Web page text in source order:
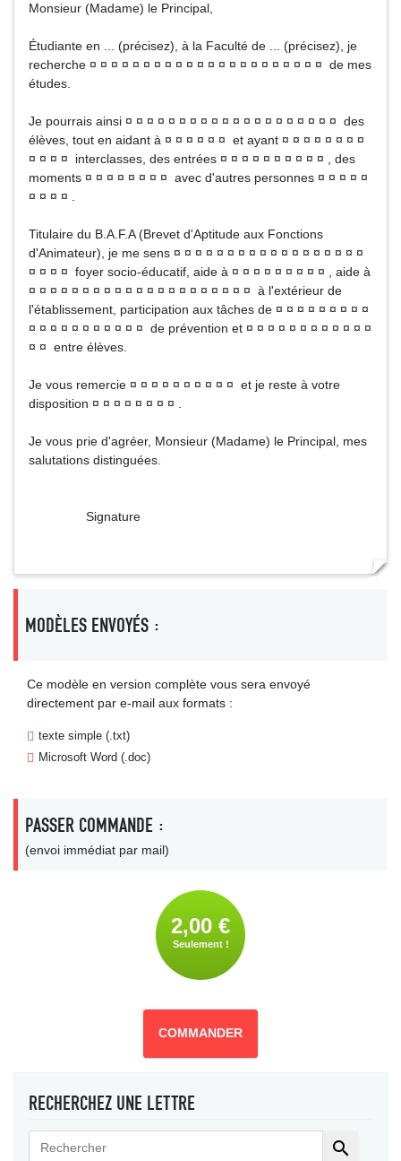
Monsieur (Madame) le Principal,
Étudiante en ... (précisez), à la Faculté de ... (précisez), je
recherche ¤ ¤ ¤ ¤ ¤ ¤ ¤ ¤ ¤ ¤ ¤ ¤ ¤ ¤ ¤ ¤ ¤ ¤ ¤ ¤ ¤ ¤ de mes
études.
Je pourrais ainsi ¤ ¤ ¤ ¤ ¤ ¤ ¤ ¤ ¤ ¤ ¤ ¤ ¤ ¤ ¤ ¤ ¤ ¤ ¤ ¤ des
élèves, tout en aidant à ¤ ¤ ¤ ¤ ¤ ¤ et ayant ¤ ¤ ¤ ¤ ¤ ¤ ¤ ¤
¤ ¤ ¤ ¤ interclasses, des entrées ¤ ¤ ¤ ¤ ¤ ¤ ¤ ¤ ¤ ¤ , des
moments ¤ ¤ ¤ ¤ ¤ ¤ ¤ ¤ avec d'autres personnes ¤ ¤ ¤ ¤ ¤
¤ ¤ ¤ ¤ .
Titulaire du B.A.F.A (Brevet d'Aptitude aux Fonctions
d'Animateur), je me sens ¤ ¤ ¤ ¤ ¤ ¤ ¤ ¤ ¤ ¤ ¤ ¤ ¤ ¤ ¤ ¤ ¤ ¤
¤ ¤ ¤ ¤ foyer socio-éducatif, aide à ¤ ¤ ¤ ¤ ¤ ¤ ¤ ¤ ¤ , aide à
¤ ¤ ¤ ¤ ¤ ¤ ¤ ¤ ¤ ¤ ¤ ¤ ¤ ¤ ¤ ¤ ¤ ¤ ¤ ¤ ¤ à l'extérieur de
l'établissement, participation aux tâches de ¤ ¤ ¤ ¤ ¤ ¤ ¤ ¤ ¤
¤ ¤ ¤ ¤ ¤ ¤ ¤ ¤ ¤ ¤ ¤ de prévention et ¤ ¤ ¤ ¤ ¤ ¤ ¤ ¤ ¤ ¤ ¤ ¤
¤ ¤ entre élèves.
Je vous remercie ¤ ¤ ¤ ¤ ¤ ¤ ¤ ¤ ¤ ¤ et je reste à votre
disposition ¤ ¤ ¤ ¤ ¤ ¤ ¤ ¤ .
Je vous prie d'agréer, Monsieur (Madame) le Principal, mes
salutations distinguées.
Signature
MODÈLES ENVOYÉS :
Ce modèle en version complète vous sera envoyé
directement par e-mail aux formats :
texte simple (.txt)
Microsoft Word (.doc)
PASSER COMMANDE :
(envoi immédiat par mail)
2,00 €
Seulement !
COMMANDER
RECHERCHEZ UNE LETTRE
